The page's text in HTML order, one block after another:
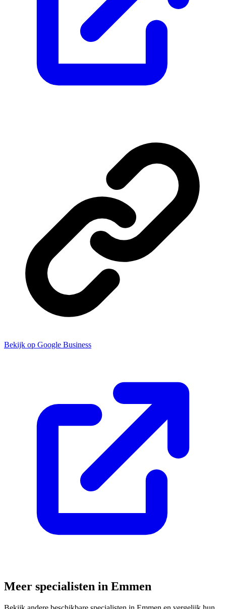
Bekijk op Google Business
Meer specialisten in Emmen